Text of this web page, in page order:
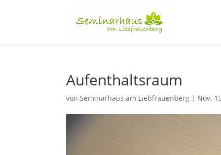
Aufenthaltsraum
vonSeminarhaus am Liebfrauenberg | Nov.